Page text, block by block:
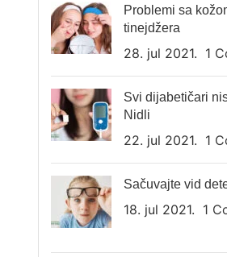
Problemi sa
tinejdžera
28. jul 2021. 1
Svi dijabetičari
Nidli
22. jul 2021. 1
Sačuvajte vid
18. jul 2021. 1